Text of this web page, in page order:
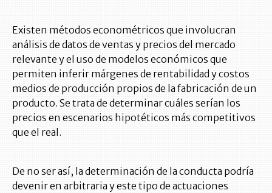
Existen métodos econométricos que involucran
análisis de datos de ventas y precios del mercado
relevante y el uso de modelos económicos que
permiten inferir márgenes de rentabilidad y costos
medios de producción propios de la fabricación de un
producto. Se trata de determinar cuáles serían los
precios en escenarios hipotéticos más competitivos
que el real.
De no ser así, la determinación de la conducta podría
devenir en arbitraria y este tipo de actuaciones